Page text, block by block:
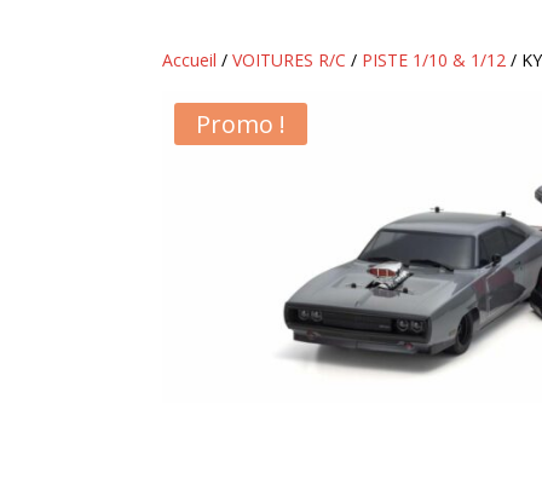
Accueil /VOITURES R/C / PISTE 1/10 & 1/12 /
Promo !